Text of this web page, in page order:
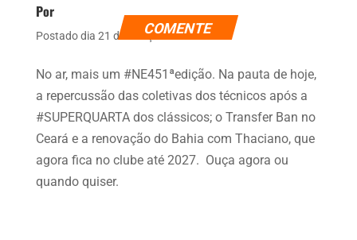
Por
Postado dia 21 de março de 2024
COMENTE
No ar, mais um #NE451ªedição. Na pauta de hoje,
a repercussão das coletivas dos técnicos após a
#SUPERQUARTA dos clássicos; o Transfer Ban no
Ceará e a renovação do Bahia com Thaciano, que
agora fica no clube até 2027. Ouça agora ou
quando quiser.